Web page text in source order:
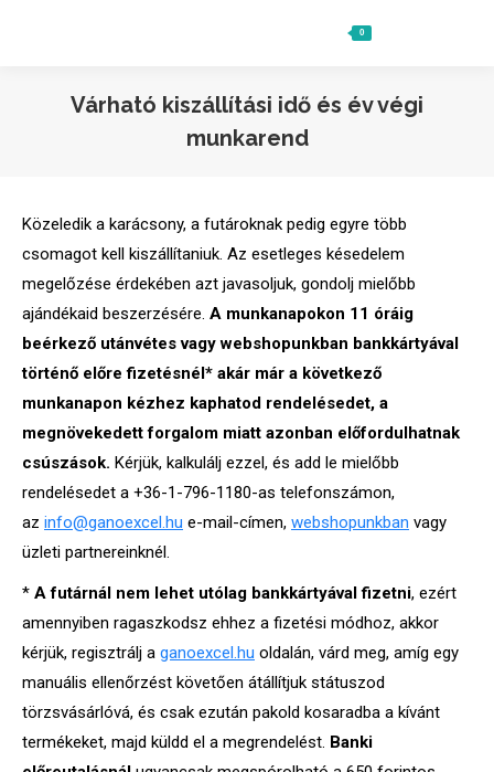
0
Várható kiszállítási idő és év végi
munkarend
Közeledik a karácsony, a futároknak pedig egyre több
csomagot kell kiszállítaniuk. Az esetleges késedelem
megelőzése érdekében azt javasoljuk, gondolj mielőbb
ajándékaid beszerzésére. A munkanapokon 11 óráig
beérkező utánvétes vagy webshopunkban bankkártyával
történő előre fizetésnél* akár már a következő
munkanapon kézhez kaphatod rendelésedet, a
megnövekedett forgalom miatt azonban előfordulhatnak
csúszások. Kérjük, kalkulálj ezzel, és add le mielőbb
rendelésedet a +36-1-796-1180-as telefonszámon,
az info@ganoexcel.hu e-mail-címen, webshopunkban vagy
üzleti partnereinknél.
* A futárnál nem lehet utólag bankkártyával fizetni, ezért
amennyiben ragaszkodsz ehhez a fizetési módhoz, akkor
kérjük, regisztrálj a ganoexcel.hu oldalán, várd meg, amíg egy
manuális ellenőrzést követően átállítjuk státuszod
törzsvásárlóvá, és csak ezután pakold kosaradba a kívánt
termékeket, majd küldd el a megrendelést. Banki